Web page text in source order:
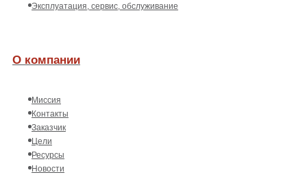
Эксплуатация, сервис, обслуживание
О компании
Миссия
Контакты
Заказчик
Цели
Ресурсы
Новости